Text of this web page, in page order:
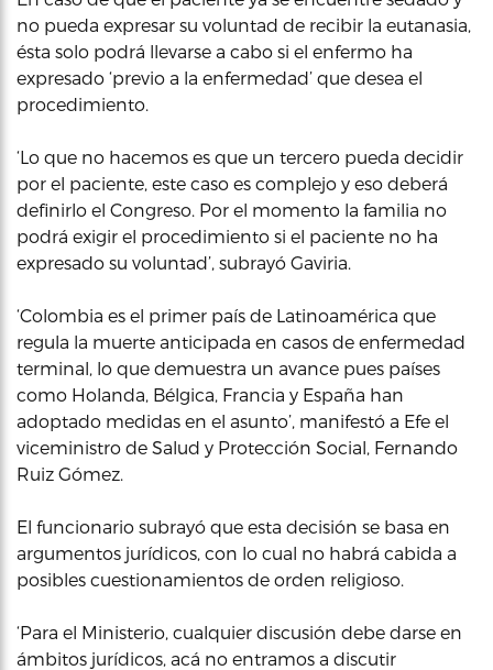
no pueda expresar su voluntad de recibir la eutanasia,
ésta solo podrá llevarse a cabo si el enfermo ha
expresado ‘previo a la enfermedad’ que desea el
procedimiento.
‘Lo que no hacemos es que un tercero pueda decidir
por el paciente, este caso es complejo y eso deberá
definirlo el Congreso. Por el momento la familia no
podrá exigir el procedimiento si el paciente no ha
expresado su voluntad’, subrayó Gaviria.
‘Colombia es el primer país de Latinoamérica que
regula la muerte anticipada en casos de enfermedad
terminal, lo que demuestra un avance pues países
como Holanda, Bélgica, Francia y España han
adoptado medidas en el asunto’, manifestó a Efe el
viceministro de Salud y Protección Social, Fernando
Ruiz Gómez.
El funcionario subrayó que esta decisión se basa en
argumentos jurídicos, con lo cual no habrá cabida a
posibles cuestionamientos de orden religioso.
‘Para el Ministerio, cualquier discusión debe darse en
ámbitos jurídicos, acá no entramos a discutir